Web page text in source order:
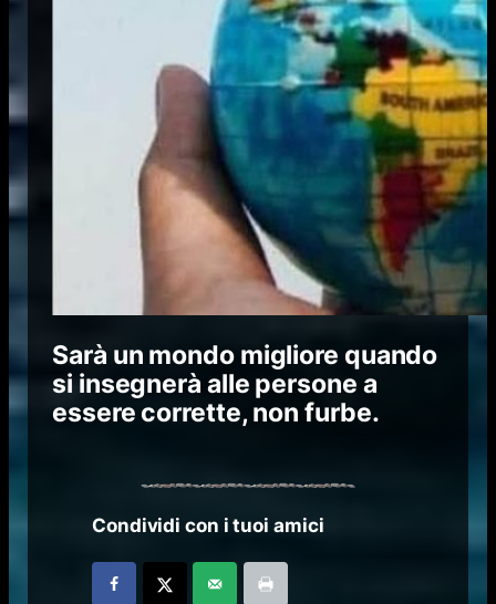
Sarà un mondo migliore quando
si insegnerà alle persone a
essere corrette, non furbe.
Condividi con i tuoi amici